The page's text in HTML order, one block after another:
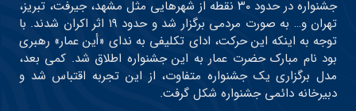
جشنواره در حدود ۳۰ نقطه از شهرهایی مثل مشهد، جیرفت، تبریز،
تهران و… به صورت مردمی برگزار شد و حدود ۱۹ اثر اکران شدند. با
توجه به اینکه این حرکت، ادای تکلیفی به ندای «أین عمار» رهبری
بود نام مبارک حضرت عمار به این جشنواره اطلاق شد. کمی بعد،
مدل برگزاری یک جشنواره متفاوت، از این تجربه اقتباس شد و
دبیرخانه دائمی جشنواره شکل گرفت.